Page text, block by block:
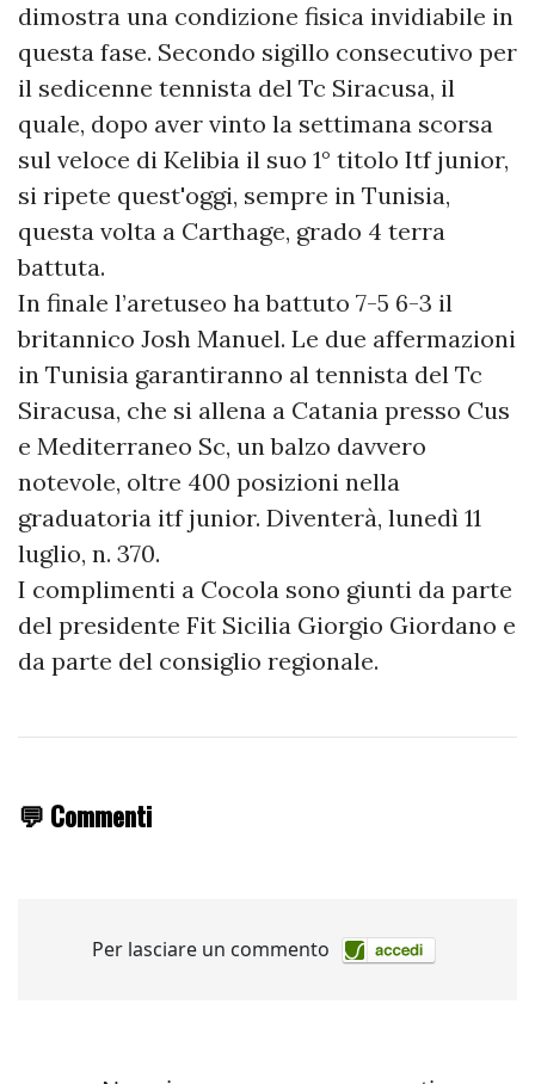
dimostra una condizione fisica invidiabile in
questa fase. Secondo sigillo consecutivo per
il sedicenne tennista del Tc Siracusa, il
quale, dopo aver vinto la settimana scorsa
sul veloce di Kelibia il suo 1° titolo Itf junior,
si ripete quest'oggi, sempre in Tunisia,
questa volta a Carthage, grado 4 terra
battuta.
In finale l’aretuseo ha battuto 7-5 6-3 il
britannico Josh Manuel. Le due affermazioni
in Tunisia garantiranno al tennista del Tc
Siracusa, che si allena a Catania presso Cus
e Mediterraneo Sc, un balzo davvero
notevole, oltre 400 posizioni nella
graduatoria itf junior. Diventerà, lunedì 11
luglio, n. 370.
I complimenti a Cocola sono giunti da parte
del presidente Fit Sicilia Giorgio Giordano e
da parte del consiglio regionale.
💬 Commenti